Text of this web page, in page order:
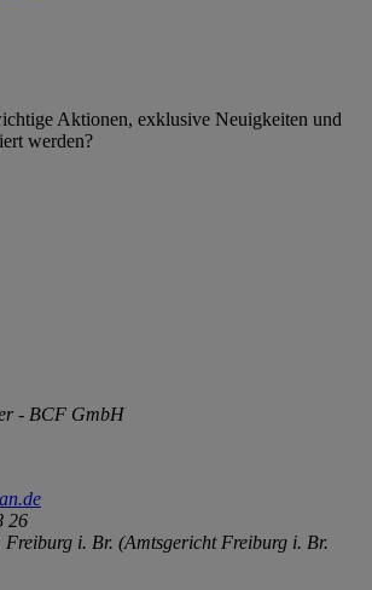
Aktionen, exklusive Neuigkeiten und
werden?
- BCF GmbH
26
Freiburg i. Br. (Amtsgericht Freiburg i. Br.